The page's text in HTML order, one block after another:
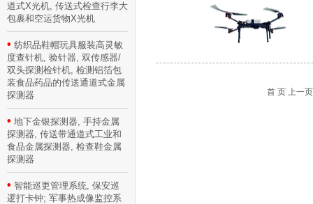
道式X光机, 传送式检查行李大
包裹和空运货物X光机
• 纺织品鞋帽玩具服装高灵敏
度查针机, 验针器, 双传感器/
双头探测检针机, 检测铝箔包
装食品药品的传送通道式金属
探测器
• 地下金银探测器, 手持金属
探测器, 传送带通道式工业和
食品金属探测器, 检查鞋金属
探测器
• 智能巡更管理系统, 保安巡
逻打卡钟; 军事热成像监控系
首 页 上一